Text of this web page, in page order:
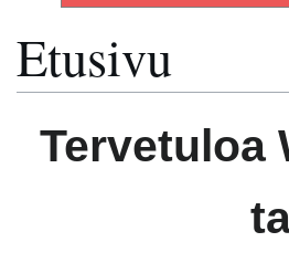
Etusivu
navigaatioon
hakuun
Tervetuloa